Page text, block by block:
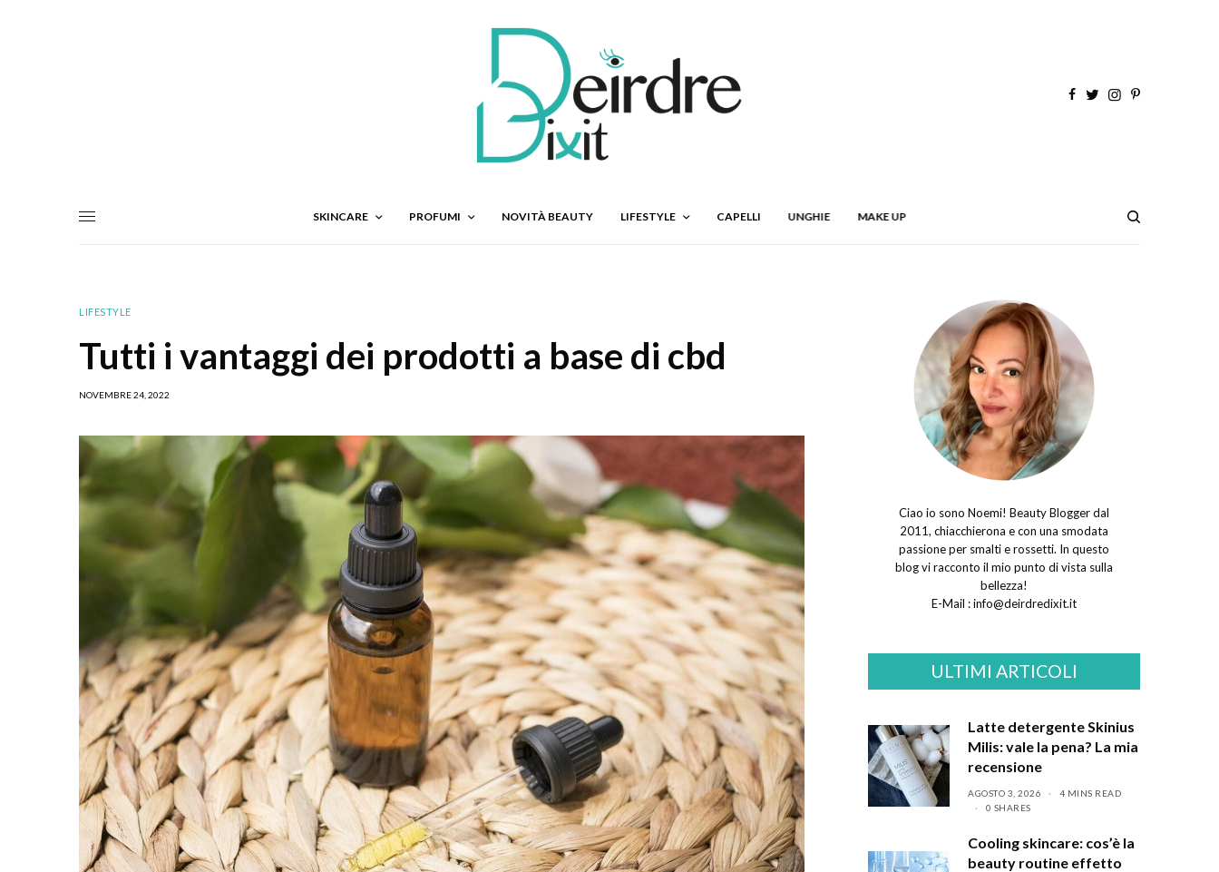
SKINCARE PROFUMI NOVITÀ BEAUTY LIFESTYLE CAPELLI UNGHIE MAKE UP
LIFESTYLE
Tutti i vantaggi dei prodotti a base di cbd
NOVEMBRE 24, 2022
Ciao io sono Noemi! Beauty Blogger dal
2011, chiacchierona e con una smodata
passione per smalti e rossetti. In questo
blog vi racconto il mio punto di vista sulla
bellezza!
E-Mail :info@deirdredixit.it
ULTIMI ARTICOLI
Latte detergente Skinius
Milis: vale la pena? La mia
recensione
AGOSTO 3, 2026
4 MINS READ
0 SHARES
Cooling skincare: cos’è la
beauty routine effetto